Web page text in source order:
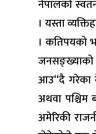
नेपालको
। यस्ता
। कतिपयको
जनसङ्ख्याको
आउ“दै गरेका
अथवा
अमेरिकी